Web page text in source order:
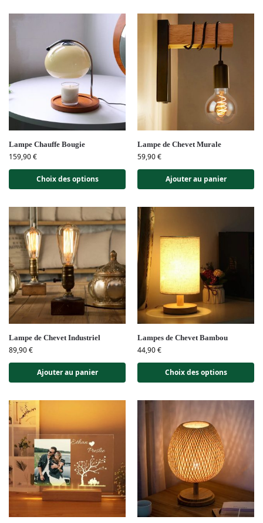
Lampe Chauffe Bougie
159,90€
Choix des options
Lampe de Chevet Murale
59,90€
Ajouter au panier
Lampe de Chevet Industriel
89,90€
Ajouter au panier
Lampes de Chevet Bambou
44,90€
Choix des options